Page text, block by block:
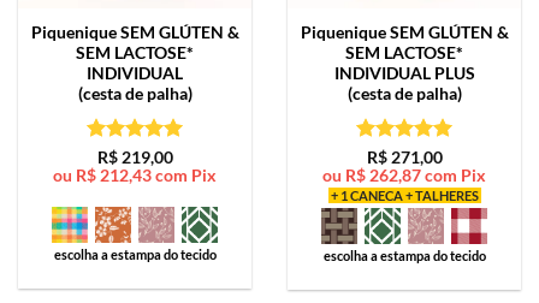
Piquenique SEM GLÚTEN &
SEM LACTOSE*
INDIVIDUAL
(cesta de palha)
Avaliação5
de 5
R$219,00
ou R$ 212,43com Pix
escolha a estampa do tecido
Piquenique SEM GLÚTEN &
SEM LACTOSE*
INDIVIDUAL PLUS
(cesta de palha)
Avaliação5
de 5
R$271,00
ou R$ 262,87com Pix
+ 1 CANECA + TALHERES
escolha a estampa do tecido